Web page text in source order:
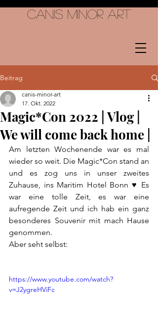
Canis Minor Art
Beitrag
Magic*Con 2022 | Vlog |
We will come back home |
canis-minor-art
17. Okt. 2022
Am letzten Wochenende war es mal
wieder so weit. Die Magic*Con stand an
und es zog uns in unser zweites
Zuhause, ins Maritim Hotel Bonn ♥ Es
war eine tolle Zeit, es war eine
aufregende Zeit und ich hab ein ganz
besonderes Souvenir mit mach Hause
genommen.
Aber seht selbst:
https://www.youtube.com/watch?
v=J2ygreHViFc